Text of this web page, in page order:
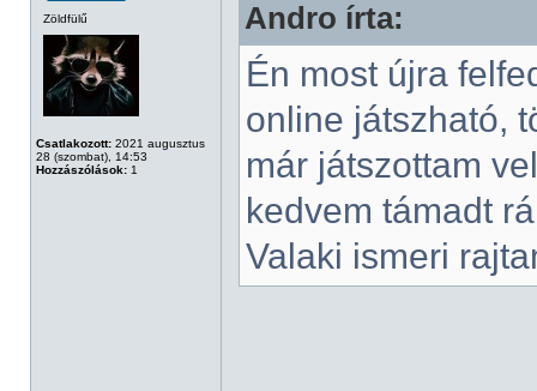
Zöldfülű
Csatlakozott: 2021 augusztus
28 (szombat), 14:53
Hozzászólások: 1
Andro írta:
Én most újra
online játszható,
már játszottam
kedvem támadt
Valaki ismeri